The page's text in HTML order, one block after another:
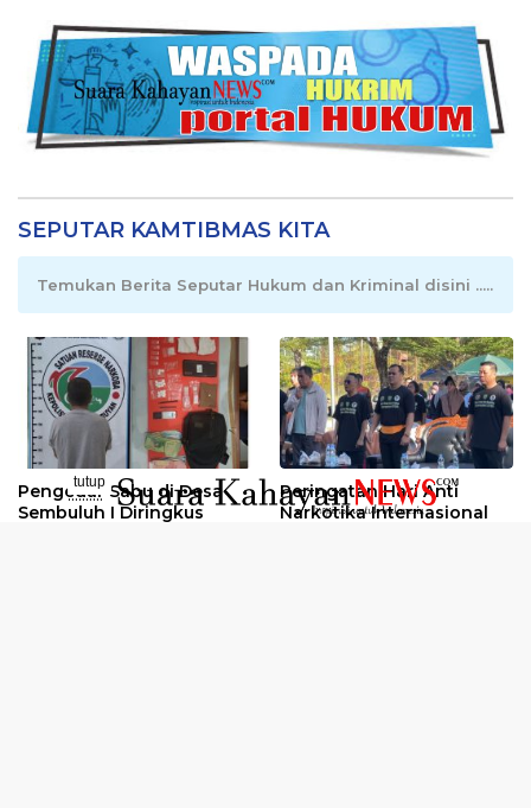
SEPUTAR KAMTIBMAS KITA
Temukan Berita Seputar Hukum dan Kriminal disini .....
Pengedar Sabu di Desa
Sembuluh I Diringkus
Peringatan Hari Anti
Narkotika Internasional
tutup
..........